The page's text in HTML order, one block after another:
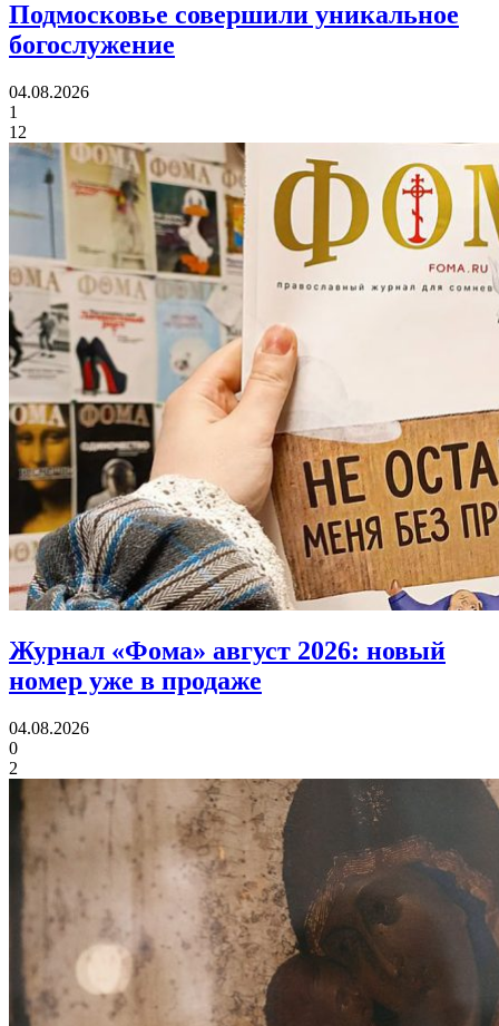
Подмосковье совершили уникальное
богослужение
04.08.2026
1
12
Журнал «Фома» август 2026: новый
номер уже в продаже
04.08.2026
0
2